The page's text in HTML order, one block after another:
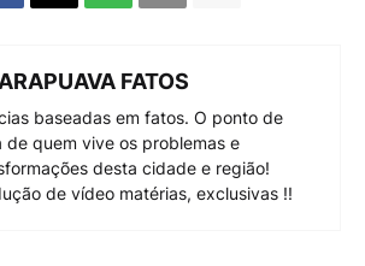
FATOS
baseadas em fatos. O ponto de
de quem vive os problemas e
desta cidade e região!
de vídeo matérias, exclusivas !!